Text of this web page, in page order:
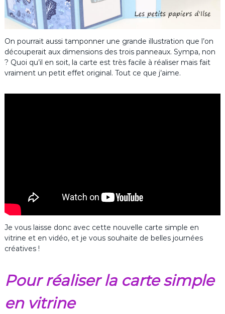
On pourrait aussi tamponner une grande illustration que l’on
découperait aux dimensions des trois panneaux. Sympa, non
? Quoi qu’il en soit, la carte est très facile à réaliser mais fait
vraiment un petit effet original. Tout ce que j’aime.
Je vous laisse donc avec cette nouvelle carte simple en
vitrine et en vidéo, et je vous souhaite de belles journées
créatives !
Pour réaliser la carte simple
en vitrine